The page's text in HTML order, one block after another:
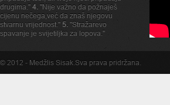
drugima." 4. "Nije važno da požnaješ
cijenu nečega,već da znaš njegovu
stvarnu vrijednost." 5. "Stražarevo
spavanje je svijetiljka za lopova."
© 2012 - Medžlis Sisak.Sva prava pridržana.